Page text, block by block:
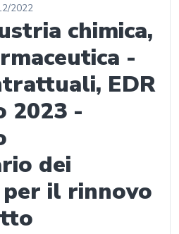
2022
chimica,
-
EDR
2023 -
dei
il rinnovo